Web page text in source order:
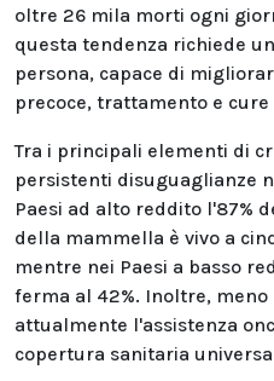
oltre 26 mila morti ogni
questa tendenza richiede
persona, capace di
precoce, trattamento e
Tra i principali elementi di
persistenti disuguaglianze
Paesi ad alto reddito l'87%
della mammella è vivo a
mentre nei Paesi a basso
ferma al 42%. Inoltre,
attualmente l'assistenza
copertura sanitaria